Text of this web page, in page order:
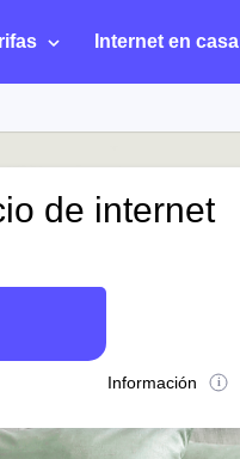
Internet en casa
de internet
Información